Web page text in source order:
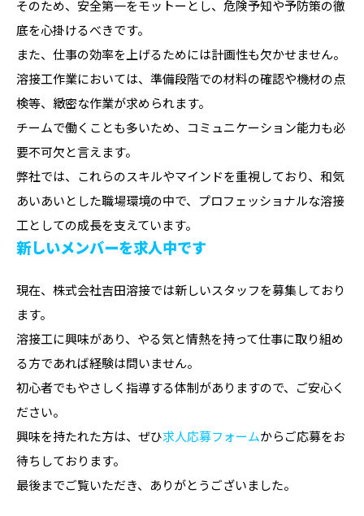
そのため、安全第一をモットーとし、危険予知や予防策の徹
底を心掛けるべきです。
また、仕事の効率を上げるためには計画性も欠かせません。
溶接工作業においては、準備段階での材料の確認や機材の点
検等、緻密な作業が求められます。
チームで働くことも多いため、コミュニケーション能力も必
要不可欠と言えます。
弊社では、これらのスキルやマインドを重視しており、和気
あいあいとした職場環境の中で、プロフェッショナルな溶接
工としての成長を支えています。
新しいメンバーを求人中です
現在、株式会社吉田溶接では新しいスタッフを募集しており
ます。
溶接工に興味があり、やる気と情熱を持って仕事に取り組め
る方であれば経験は問いません。
初心者でもやさしく指導する体制がありますので、ご安心く
ださい。
興味を持たれた方は、ぜひ求人応募フォームからご応募をお
待ちしております。
最後までご覧いただき、ありがとうございました。